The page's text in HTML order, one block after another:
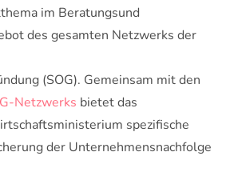
im Beratungsund
des gesamten Netzwerks der
(SOG). Gemeinsam mit den
Netzwerks bietet das
spezifische
der Unternehmensnachfolge